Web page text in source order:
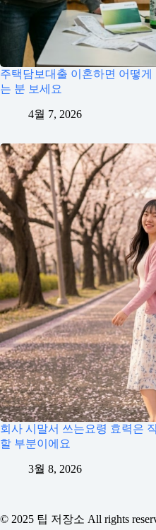
주택담보대출 이혼하면 어떻
는 분 보세요
4월 7, 2026
회사 시말서 쓰는요령 효력은
할 부분이에요
3월 8, 2026
© 2025 팁 저장소 All rights